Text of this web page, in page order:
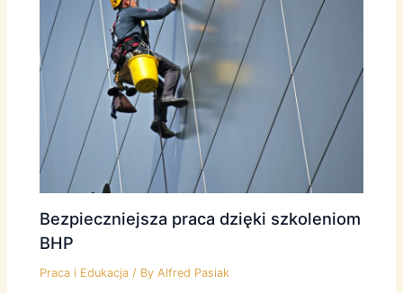
Bezpieczniejsza praca dzięki szkoleniom
BHP
Praca i Edukacja / ByAlfred Pasiak